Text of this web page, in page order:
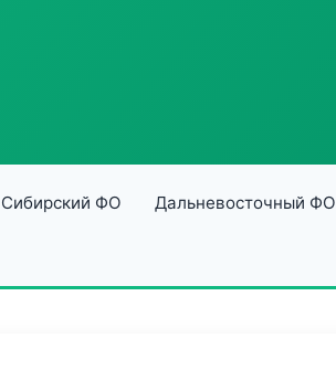
Сибирский ФО Дальневосточный ФО